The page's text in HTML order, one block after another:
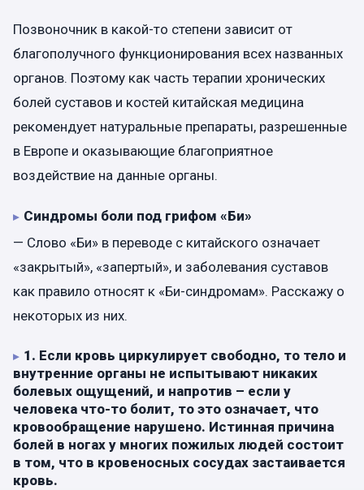
Позвоночник в какой-то степени зависит от
благополучного функционирования всех названных
органов. Поэтому как часть терапии хронических
болей суставов и костей китайская медицина
рекомендует натуральные препараты, разрешенные
в Европе и оказывающие благоприятное
воздействие на данные органы.
Синдромы боли под грифом «Би»
— Слово «Би» в переводе с китайского означает
«закрытый», «запертый», и заболевания суставов
как правило относят к «Би-синдромам». Расскажу о
некоторых из них.
1. Если кровь циркулирует свободно, то тело и
внутренние органы не испытывают никаких
болевых ощущений, и напротив – если у
человека что-то болит, то это означает, что
кровообращение нарушено. Истинная причина
болей в ногах у многих пожилых людей состоит
в том, что в кровеносных сосудах застаивается
кровь.